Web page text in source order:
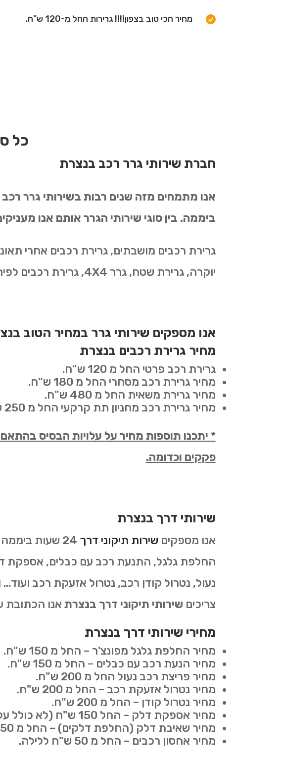
מחיר הכי טוב בצפון!!!! גרירות החל מ-120 ש"ח.
כל
חברת שירותי גרר רכב בנצרת
ביממה. בין סוגי שירותי הגרר אותם אנו
גרירת רכבים מושבתים, גרירת רכבים אחרי
יוקרה, גרירת שטח, גרר 4X4, גרירת רכבים לפירוק, גרירת רכבים מחניון, שירותי גרירה וחילוץ, שירותי גרר ודרך ועוד…
אנו מספקים שירותי גרר במחיר הטוב
מחיר גרירת רכבים בנצרת
גרירת רכב פרטי החל מ 120 ש"ח.
מחיר גרירת רכב מסחרי החל מ 180 ש"ח.
מחיר גרירת משאית החל מ 480 ש"ח.
מחיר גרירת רכב מחניון תת קרקעי החל מ 250 ש"ח.
* יתכנו תוספות מחיר על עלויות הבסיס
פקקים וכדומה.
שירותי דרך בנצרת
אנו מספקים שירות תיקוני דרך
24 שעות
החלפת גלגל, התנעת רכב עם כבלים, אספקת
צריכים שירותי תיקוני דרך בנצרת אנו הכתובת
מחירי שירותי דרך בנצרת
מחיר החלפת גלגל מפונצ'ר – החל מ 150 ש"ח.
מחיר הנעת רכב עם כבלים – החל מ 150 ש"ח.
מחיר פריצת רכב נעול החל מ 200 ש"ח.
מחיר נטרול אזעקת רכב – החל מ 200 ש"ח.
מחיר נטרול קודן – החל מ 200 ש"ח.
מחיר אספקת דלק – החל 150 ש"ח (לא כולל עלות הדלק).
מחיר שאיבת דלק (החלפת דלקים) – החל מ 250 ש"ח (לא כולל עלות הדלק).
מחיר אחסון רכבים – החל מ 50 ש"ח ללילה.